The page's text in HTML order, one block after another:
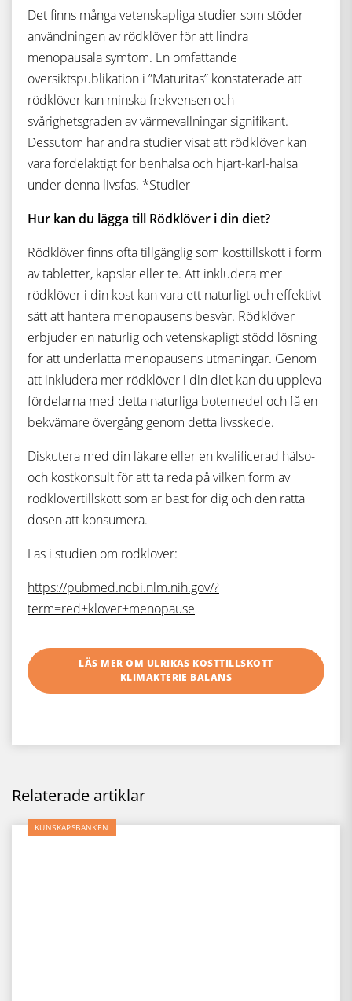
Det finns många vetenskapliga studier som stöder
användningen av rödklöver för att lindra
menopausala symtom. En omfattande
översiktspublikation i ”Maturitas” konstaterade att
rödklöver kan minska frekvensen och
svårighetsgraden av värmevallningar signifikant.
Dessutom har andra studier visat att rödklöver kan
vara fördelaktigt för benhälsa och hjärt-kärl-hälsa
under denna livsfas. *Studier
Hur kan du lägga till Rödklöver i din diet?
Rödklöver finns ofta tillgänglig som kosttillskott i form
av tabletter, kapslar eller te. Att inkludera mer
rödklöver i din kost kan vara ett naturligt och effektivt
sätt att hantera menopausens besvär. Rödklöver
erbjuder en naturlig och vetenskapligt stödd lösning
för att underlätta menopausens utmaningar. Genom
att inkludera mer rödklöver i din diet kan du uppleva
fördelarna med detta naturliga botemedel och få en
bekvämare övergång genom detta livsskede.
Diskutera med din läkare eller en kvalificerad hälso-
och kostkonsult för att ta reda på vilken form av
rödklövertillskott som är bäst för dig och den rätta
dosen att konsumera.
Läs i studien om rödklöver:
https://pubmed.ncbi.nlm.nih.gov/?
term=red+klover+menopause
LÄS MER OM ULRIKAS KOSTTILLSKOTT
KLIMAKTERIE BALANS
Relaterade artiklar
KUNSKAPSBANKEN